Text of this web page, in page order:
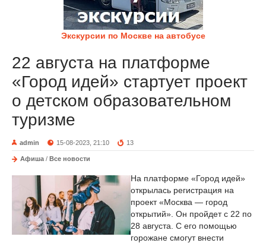
Экскурсии по Москве на автобусе
22 августа на платформе
«Город идей» стартует проект
о детском образовательном
туризме
admin 15-08-2023, 21:10 13
Афиша / Все новости
На платформе «Город идей»
открылась регистрация на
проект «Москва — город
открытий». Он пройдет с 22 по
28 августа. С его помощью
горожане смогут внести